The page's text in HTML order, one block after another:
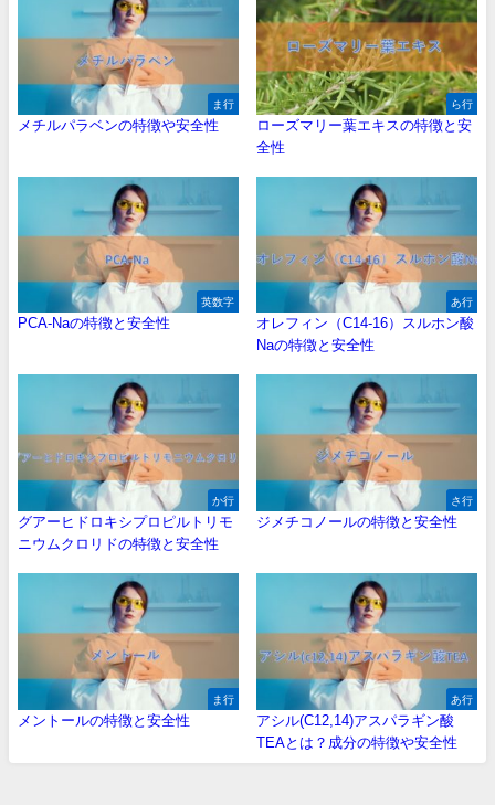
ま行
メチルパラベンの特徴や安全性
ら行
ローズマリー葉エキスの特徴と安
全性
英数字
PCA-Naの特徴と安全性
あ行
オレフィン（C14-16）スルホン酸
Naの特徴と安全性
か行
グアーヒドロキシプロピルトリモ
ニウムクロリドの特徴と安全性
さ行
ジメチコノールの特徴と安全性
ま行
メントールの特徴と安全性
あ行
アシル(C12,14)アスパラギン酸
TEAとは？成分の特徴や安全性